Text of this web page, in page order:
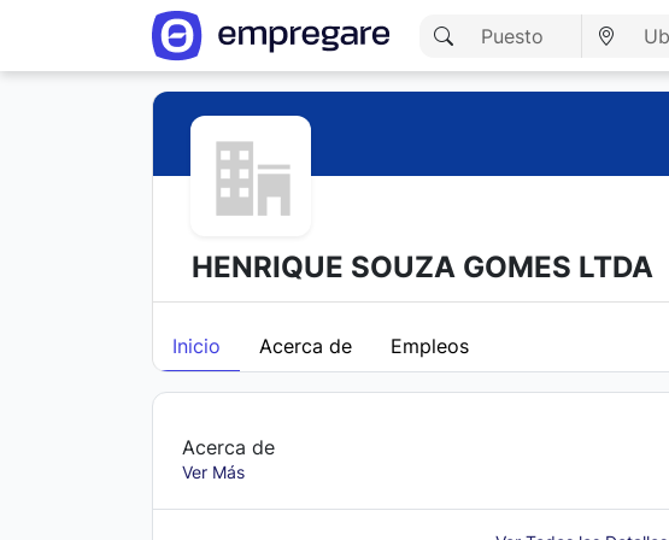
HENRIQUE SOUZA GOMES LTDA
Inicio Acerca de Empleos
Acerca de
Ver Más